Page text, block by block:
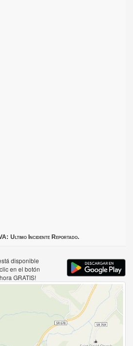
Ultimo Incidente Reportado.
disponible
en el botón
GRATIS!